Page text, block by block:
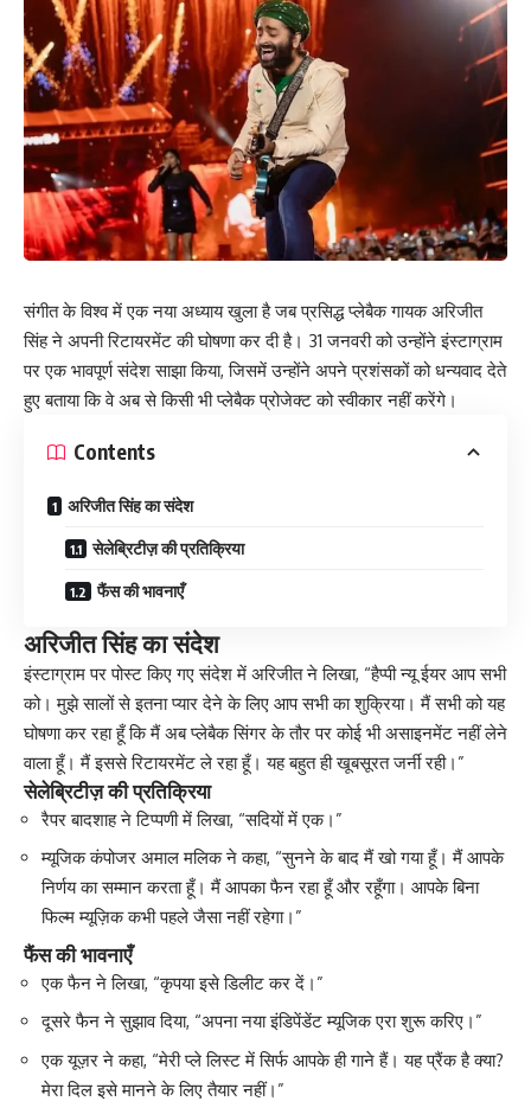
संगीत के विश्व में एक नया अध्याय खुला है जब प्रसिद्ध प्लेबैक गायक अरिजीत
सिंह ने अपनी रिटायरमेंट की घोषणा कर दी है। 31 जनवरी को उन्होंने इंस्टाग्राम
पर एक भावपूर्ण संदेश साझा किया, जिसमें उन्होंने अपने प्रशंसकों को धन्यवाद देते
हुए बताया कि वे अब से किसी भी प्लेबैक प्रोजेक्ट को स्वीकार नहीं करेंगे।
Contents
अरिजीत सिंह का संदेश
सेलेब्रिटीज़ की प्रतिक्रिया
फैंस की भावनाएँ
अरिजीत सिंह का संदेश
इंस्टाग्राम पर पोस्ट किए गए संदेश में अरिजीत ने लिखा, “हैप्पी न्यू ईयर आप सभी
को। मुझे सालों से इतना प्यार देने के लिए आप सभी का शुक्रिया। मैं सभी को यह
घोषणा कर रहा हूँ कि मैं अब प्लेबैक सिंगर के तौर पर कोई भी असाइनमेंट नहीं लेने
वाला हूँ। मैं इससे रिटायरमेंट ले रहा हूँ। यह बहुत ही खूबसूरत जर्नी रही।”
सेलेब्रिटीज़ की प्रतिक्रिया
रैपर बादशाह ने टिप्पणी में लिखा, “सदियों में एक।”
म्यूजिक कंपोजर अमाल मलिक ने कहा, “सुनने के बाद मैं खो गया हूँ। मैं आपके
निर्णय का सम्मान करता हूँ। मैं आपका फैन रहा हूँ और रहूँगा। आपके बिना
फिल्म म्यूज़िक कभी पहले जैसा नहीं रहेगा।”
फैंस की भावनाएँ
एक फैन ने लिखा, “कृपया इसे डिलीट कर दें।”
दूसरे फैन ने सुझाव दिया, “अपना नया इंडिपेंडेंट म्यूजिक एरा शुरू करिए।”
एक यूज़र ने कहा, “मेरी प्ले लिस्ट में सिर्फ आपके ही गाने हैं। यह प्रैंक है क्या?
मेरा दिल इसे मानने के लिए तैयार नहीं।”